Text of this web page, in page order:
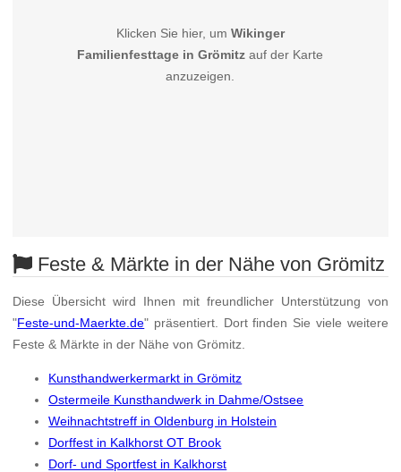
Klicken Sie hier, um Wikinger
Familienfesttage in Grömitz auf der Karte
anzuzeigen.
Feste & Märkte in der Nähe von Grömitz
Diese Übersicht wird Ihnen mit freundlicher Unterstützung von
"Feste-und-Maerkte.de" präsentiert. Dort finden Sie viele weitere
Feste & Märkte in der Nähe von Grömitz.
Kunsthandwerkermarkt in Grömitz
Ostermeile Kunsthandwerk in Dahme/Ostsee
Weihnachtstreff in Oldenburg in Holstein
Dorffest in Kalkhorst OT Brook
Dorf- und Sportfest in Kalkhorst